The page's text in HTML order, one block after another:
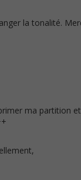
la tonalité.
ma partition